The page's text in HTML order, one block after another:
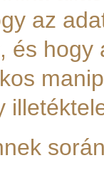
az
és